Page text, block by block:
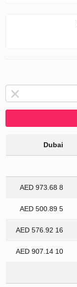
Dubai
8 973.68 AED
5 500.89 AED
16 576.92 AED
10 907.14 AED